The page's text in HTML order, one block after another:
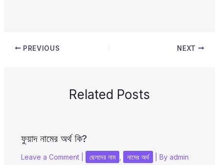
PREVIOUS NEXT
Related Posts
ফুয়াদ নামের অর্থ কি?
Leave a Comment ছেলদের নাম নামের অর্থ | By admin